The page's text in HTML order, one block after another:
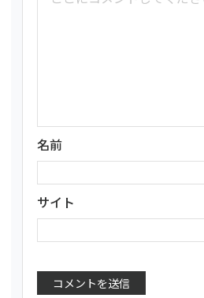
名前
サイト